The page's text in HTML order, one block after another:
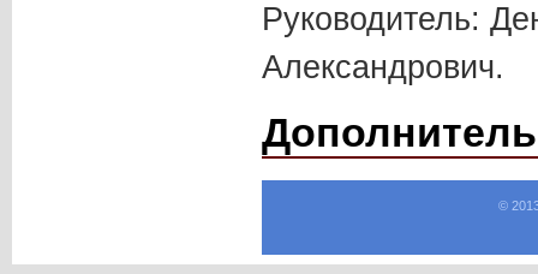
Руководитель:
Александрович.
©